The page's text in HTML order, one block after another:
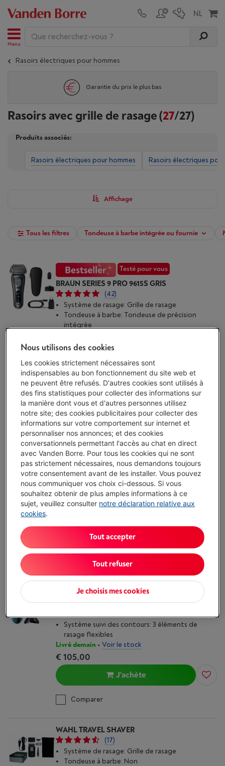
Menu
Rasoirs électriques pour hommes
Garantie du prix le plus bas
Rasoirs avec grille de rasage(27/27)
Produits associés:
Rasoirs électriques pour hommes Rasoirs électriques
Affichage
Tous les filtres Tondeuse à barbe intégrée ou fournie
Testé pour vous
BRAUN SERIES 9 PRO 9615S GRIS
(42)
Système de rasage: Grille de rasage
Tondeuse à barbe: Tondeuse de précision
intégrée
Disponibilité limitée
€ 299,00
J'achète
Comparer
BRAUN SERIES 7 72-C1200S
(28)
Système de rasage: Grille de rasage
Tondeuse à barbe: Non
Système suivi des contours: Flexible à 360°
Livré demain-Voir le stock
€ 219,00
J'achète
Comparer
BRAUN SERIES 3 SHAVE
(96)
Système de rasage: Grille de rasage
Système suivi des contours: 3 éléments de
rasage flexibles
Livré demain - Voir le stock
€ 105,00
J'achète
Comparer
WAHL TRAVEL SHAVER
(17)
Système de rasage: Grille de rasage
Tondeuse à barbe: Non
Nous utilisons des cookies
Les cookies strictement nécessaires sont
indispensables au bon fonctionnement du site web et
ne peuvent être refusés. D'autres cookies sont utilisés à
des fins statistiques pour collecter des informations sur
la manière dont vous et d'autres personnes utilisez
notre site; des cookies publicitaires pour collecter des
informations sur votre comportement sur internet et
personnaliser nos annonces; et des cookies
conversationnels permettant l'accès au chat en direct
avec Vanden Borre. Pour tous les cookies qui ne sont
pas strictement nécessaires, nous demandons toujours
votre consentement avant de les installer. Vous pouvez
nous communiquer vos choix ci-dessous. Si vous
souhaitez obtenir de plus amples informations à ce
sujet, veuillez consulter notre déclaration relative aux
cookies.
Je choisis mes cookies
Tout refuser
Tout accepter